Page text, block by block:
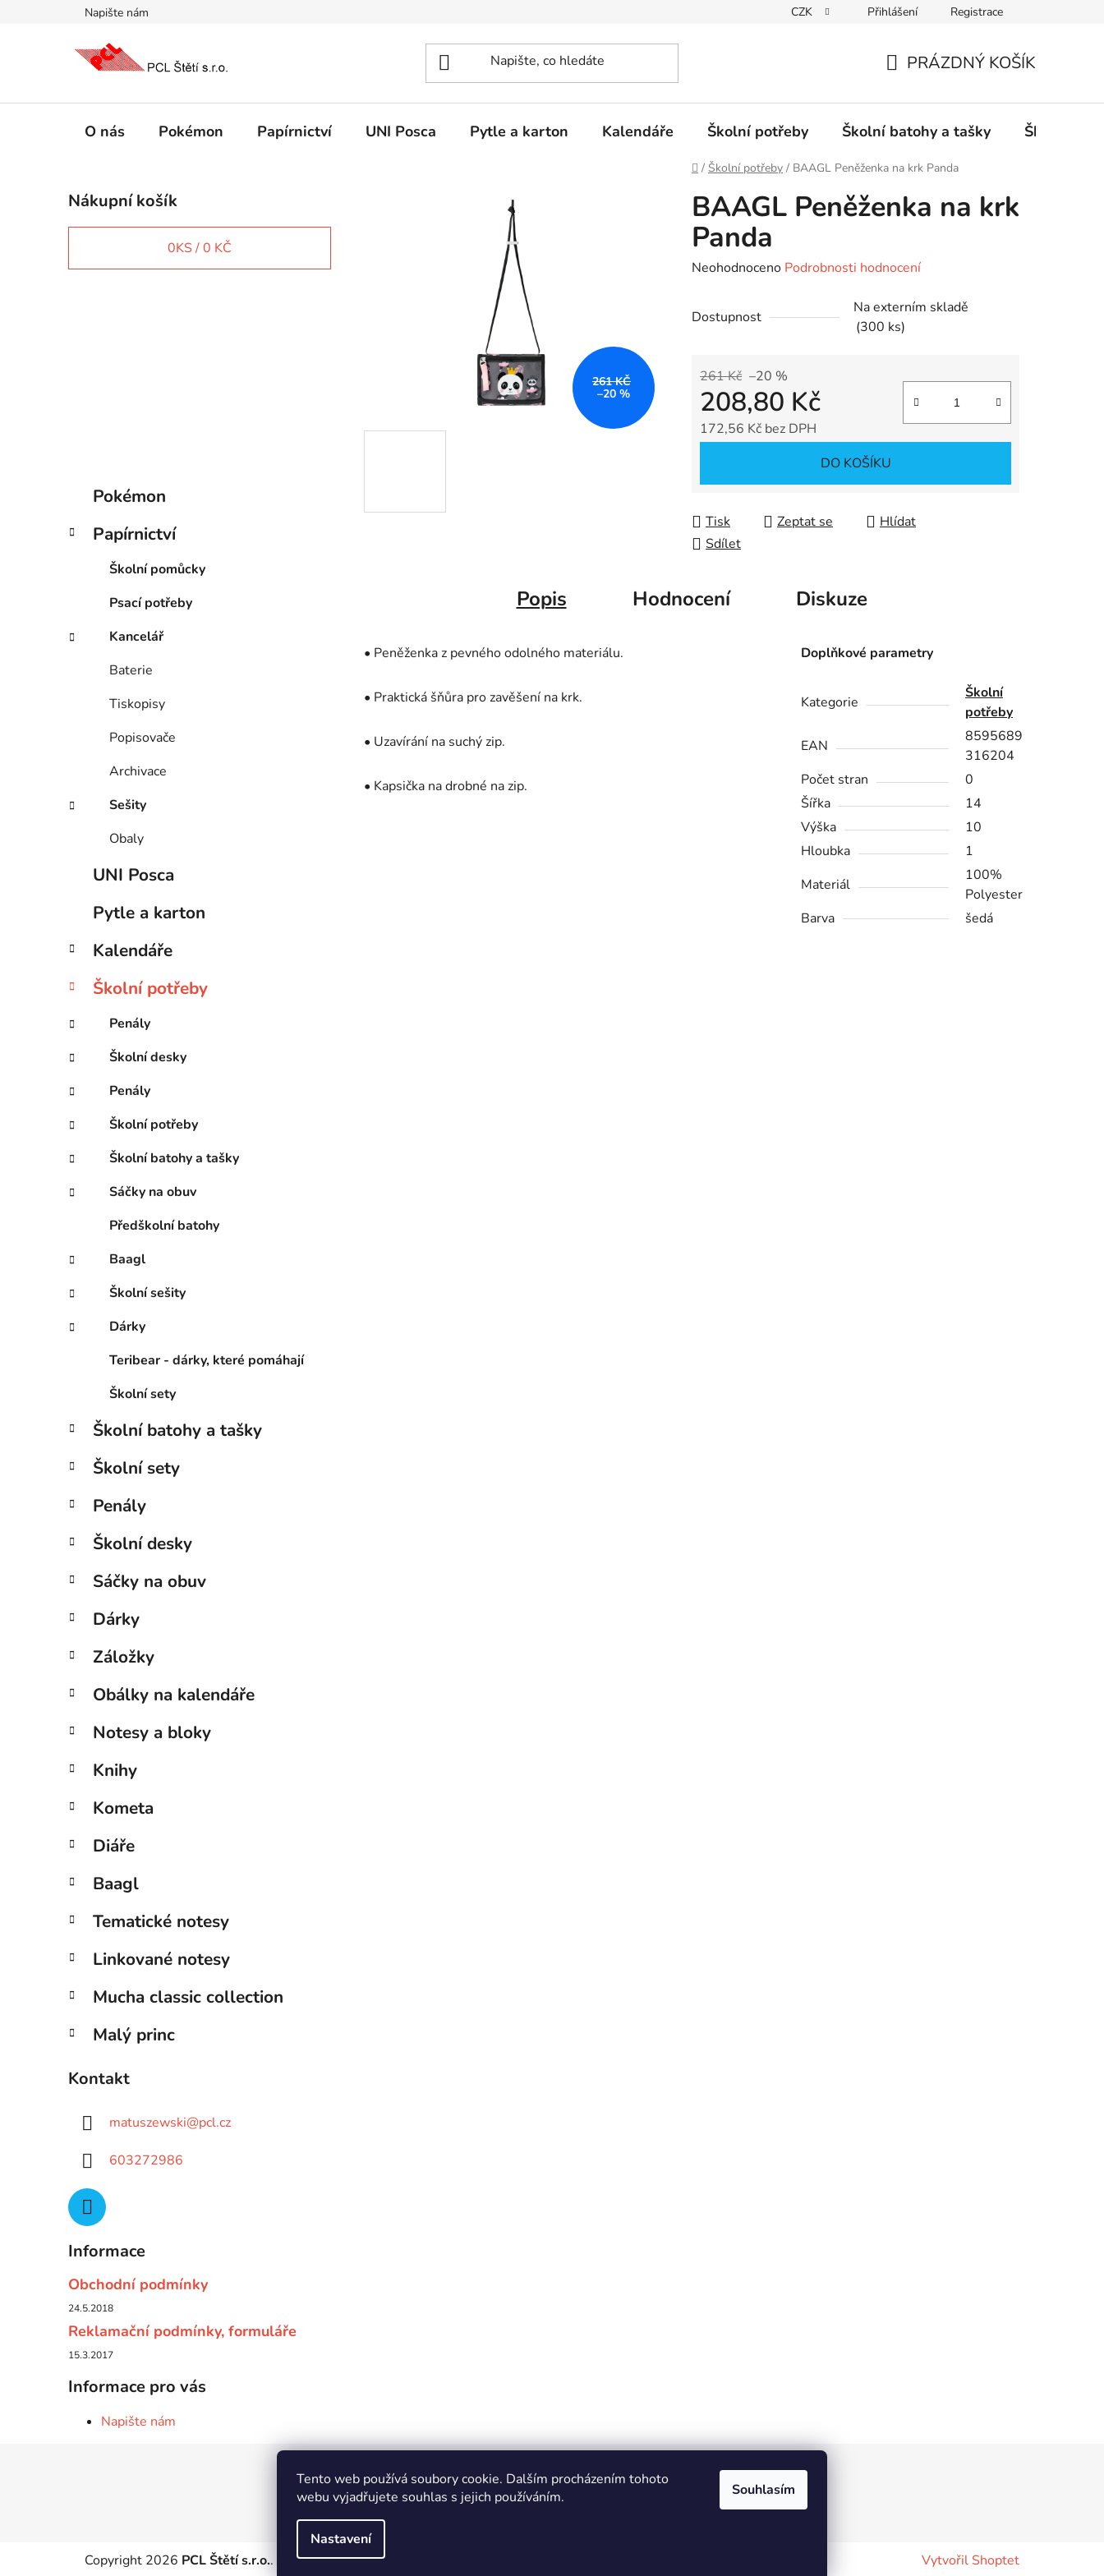
Tento web používá soubory cookie. Dalším procházením tohoto
webu vyjadřujete souhlas s jejich používáním.
Nastavení
Souhlasím
Napište nám CZK Přihlášení Registrace
KOŠÍK
PRÁZDNÝ KOŠÍK
O nás Pokémon Papírnictví UNI Posca Pytle a karton Kalendáře Školní potřeby Školní batohy a tašky Školní sety
Domů
/ Školní potřeby / BAAGL Peněženka na krk Panda
o
s
r
Nákupní košík
0KS /0 KČ
Přeskočit
kategorie
e
e
Pokémon
Papírnictví
Školní pomůcky
Psací potřeby
Kancelář
Baterie
Tiskopisy
Popisovače
Archivace
Sešity
Obaly
UNI Posca
Pytle a karton
Kalendáře
Školní potřeby
Penály
Školní desky
Penály
Školní potřeby
Školní batohy a tašky
Sáčky na obuv
Předškolní batohy
Baagl
Školní sešity
Dárky
Teribear - dárky, které pomáhají
Školní sety
Školní batohy a tašky
Školní sety
Penály
Školní desky
Sáčky na obuv
Dárky
Záložky
Obálky na kalendáře
Notesy a bloky
Knihy
Kometa
Diáře
Baagl
Tematické notesy
Linkované notesy
Mucha classic collection
Malý princ
Kontakt
matuszewski@pcl.cz
603272986
Informace
Obchodní podmínky
24.5.2018
Reklamační podmínky, formuláře
15.3.2017
Informace pro vás
Napište nám
BAAGL Peněženka na krk
Panda
Průměrné
produktu
hvězdiček.
Neohodnoceno Podrobnosti hodnocení
Dostupnost
Na externím skladě
(300 ks)
261 Kč –20 %
208,80 Kč
172,56 Kč bez DPH
DO KOŠÍKU
Tisk Zeptat se
Hlídat
Sdílet
261 KČ
–20 %
Popis Hodnocení Diskuze
• Peněženka z pevného odolného materiálu.
• Praktická šňůra pro zavěšení na krk.
• Uzavírání na suchý zip.
• Kapsička na drobné na zip.
Doplňkové parametry
Kategorie
Školní
potřeby
EAN
8595689
316204
Počet stran
0
Šířka
14
Výška
10
Hloubka
1
Materiál
100%
Polyester
Barva
šedá
IT e-shop
Vytvořil Shoptet
Copyright 2026 PCL Štětí s.r.o.. Všechna práva vyhrazena.